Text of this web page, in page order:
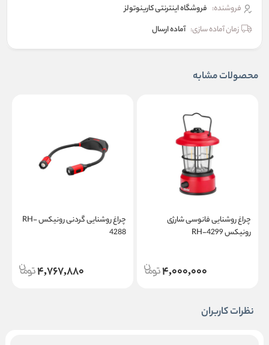
فروشنده: فروشگاه اینترنتی کارینوتولز
زمان آماده سازی: آماده ارسال
محصولات مشابه
چراغ روشنایی فانوسی شارژی
رونیکس RH-4299
4,000,000
چراغ روشنایی گردنی رونیکس RH-
4288
4,767,880
نظرات کاربران